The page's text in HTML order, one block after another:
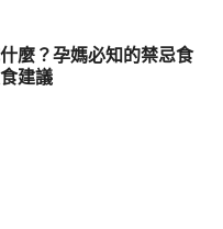
麼？孕媽必知的禁忌食
建議